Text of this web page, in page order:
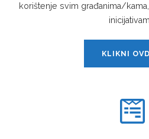
korištenje svim građanima/
KLIKNI